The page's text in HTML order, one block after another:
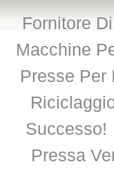
Fornitore
Macchine
Presse Per
Successo!
Pressa